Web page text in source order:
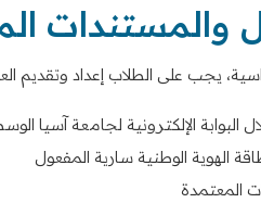
والمستندات
يجب على الطلاب إعداد وتقديم
الإلكترونية لجامعة آسيا
الهوية الوطنية سارية المفعول
المعتمدة